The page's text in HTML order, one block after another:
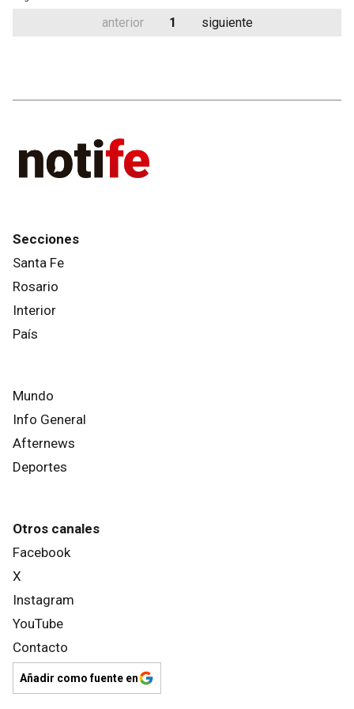
anterior 1 siguiente
Secciones
Santa Fe
Rosario
Interior
País
Mundo
Info General
Afternews
Deportes
Otros canales
Facebook
X
Instagram
YouTube
Contacto
Añadir como fuente en